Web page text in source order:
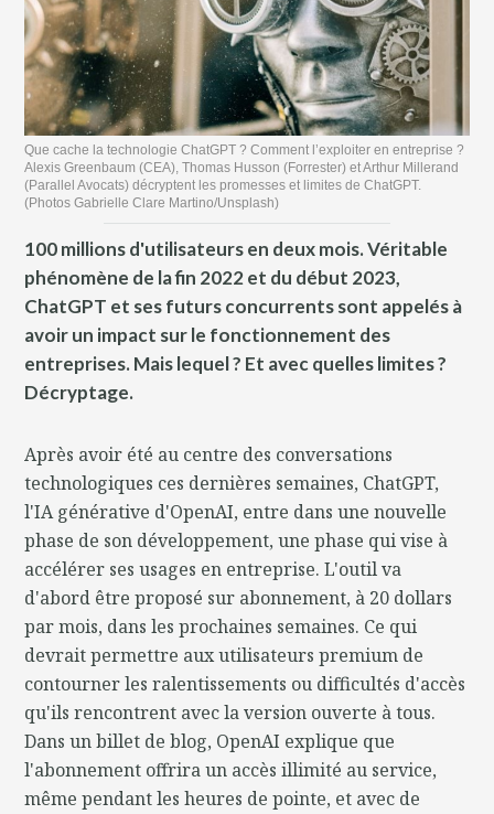
Que cache la technologie ChatGPT ? Comment l’exploiter en entreprise ?
Alexis Greenbaum (CEA), Thomas Husson (Forrester) et Arthur Millerand
(Parallel Avocats) décryptent les promesses et limites de ChatGPT.
(Photos Gabrielle Clare Martino/Unsplash)
100 millions d'utilisateurs en deux mois. Véritable
phénomène de la fin 2022 et du début 2023,
ChatGPT et ses futurs concurrents sont appelés à
avoir un impact sur le fonctionnement des
entreprises. Mais lequel ? Et avec quelles limites ?
Décryptage.
Après avoir été au centre des conversations
technologiques ces dernières semaines, ChatGPT,
l'IA générative d'OpenAI, entre dans une nouvelle
phase de son développement, une phase qui vise à
accélérer ses usages en entreprise. L'outil va
d'abord être proposé sur abonnement, à 20 dollars
par mois, dans les prochaines semaines. Ce qui
devrait permettre aux utilisateurs premium de
contourner les ralentissements ou difficultés d'accès
qu'ils rencontrent avec la version ouverte à tous.
Dans un billet de blog, OpenAI explique que
l'abonnement offrira un accès illimité au service,
même pendant les heures de pointe, et avec de